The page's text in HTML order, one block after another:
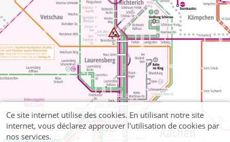
Ce site internet utilise des cookies. En utilisant notre site
internet, vous déclarez approuver l'utilisation de cookies par
nos services.